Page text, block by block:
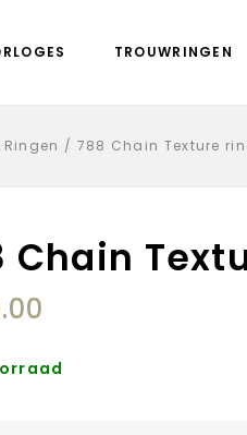
TROUWRINGEN
/ 788 Chain Texture
Chain